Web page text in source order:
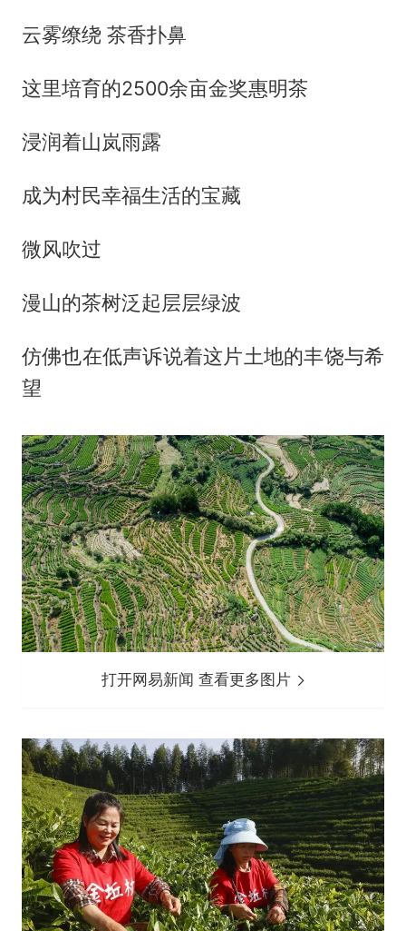
云雾缭绕 茶香扑鼻
这里培育的2500余亩金奖惠明茶
浸润着山岚雨露
成为村民幸福生活的宝藏
微风吹过
漫山的茶树泛起层层绿波
仿佛也在低声诉说着这片土地的丰饶与希
望
打开网易新闻 查看更多图片